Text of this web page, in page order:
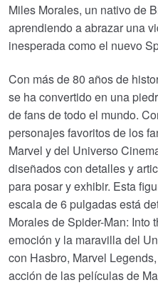
original
era:
actual
es:
Miles Morales, un nativo de
aprendiendo a abrazar una
inesperada como el nuevo
Con más de 80 años de
se ha convertido en una
de fans de todo el mundo.
personajes favoritos de los
Marvel y del Universo
diseñados con detalles y
para posar y exhibir. Esta
escala de 6 pulgadas está
Morales de Spider-Man: Into
emoción y la maravilla del
con Hasbro, Marvel
acción de las películas de